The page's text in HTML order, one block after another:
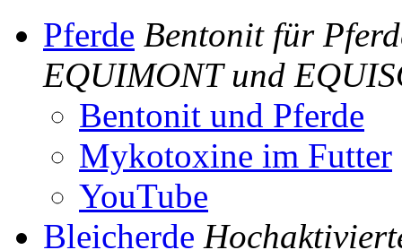
Pferde Bentonit für
EQUIMONT und
Bentonit und Pferde
Mykotoxine im Futter
YouTube
Bleicherde